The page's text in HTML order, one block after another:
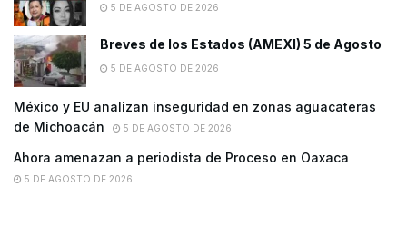
5 DE AGOSTO DE 2026
Breves de los Estados (AMEXI) 5 de Agosto
5 DE AGOSTO DE 2026
México y EU analizan inseguridad en zonas aguacateras
de Michoacán
5 DE AGOSTO DE 2026
Ahora amenazan a periodista de Proceso en Oaxaca
5 DE AGOSTO DE 2026